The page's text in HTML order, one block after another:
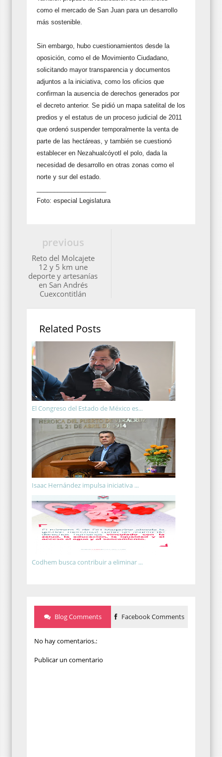
como el mercado de San Juan para un desarrollo
más sostenible.
Sin embargo, hubo cuestionamientos desde la
oposición, como el de Movimiento Ciudadano,
solicitando mayor transparencia y documentos
adjuntos a la iniciativa, como los oficios que
confirman la ausencia de derechos generados por
el decreto anterior. Se pidió un mapa satelital de los
predios y el estatus de un proceso judicial de 2011
que ordenó suspender temporalmente la venta de
parte de las hectáreas, y también se cuestionó
establecer en Nezahualcóyotl el polo, dada la
necesidad de desarrollo en otras zonas como el
norte y sur del estado.
Foto: especial Legislatura
previous
Reto del Molcajete
12 y 5 km une
deporte y artesanías
en San Andrés
Cuexcontitlán
Related Posts
El Congreso del Estado de México es...
Isaac Hernández impulsa iniciativa ...
Codhem busca contribuir a eliminar ...
Blog Comments Facebook Comments
No hay comentarios.:
Publicar un comentario